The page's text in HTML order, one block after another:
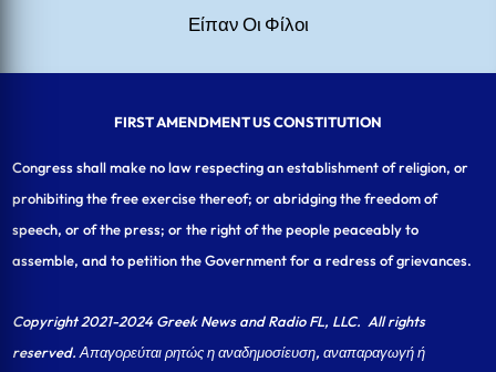
Είπαν Οι Φίλοι
FIRST AMENDMENT US CONSTITUTION
Congress shall make no law respecting an establishment of religion, or
prohibiting the free exercise thereof; or abridging the freedom of
speech, or of the press; or the right of the people peaceably to
assemble, and to petition the Government for a redress of grievances.
Copyright 2021-2024 Greek News and Radio FL, LLC. All rights
reserved. Απαγορεύται ρητώς η αναδημοσίευση, αναπαραγωγή ή